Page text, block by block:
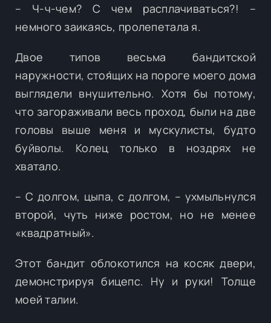
– Ч-ч-чем? С чем расплачиваться?! –
немного заикаясь, пролепетала я.
Двое типов весьма бандитской
наружности, стоя́щих на пороге моего дома
выглядели внушительно. Хотя бы потому,
что загораживали весь проход, были на две
головы выше меня и мускулисты, будто
буйволы. Колец только в ноздрях не
хватало.
– С долгом, цыпа, с долгом, – ухмыльнулся
второй, чуть ниже ростом, но не менее
«квадратный».
Этот бандит облокотился на косяк двери,
демонстрируя бицепс. Ну и руки! Толще
моей талии.